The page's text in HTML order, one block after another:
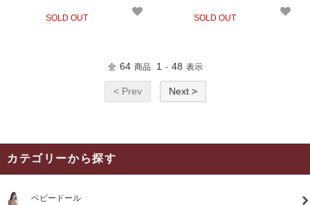
SOLD OUT
SOLD OUT
全 64 商品 1 - 48 表示
< Prev Next >
カテゴリーから探す
ベビードール